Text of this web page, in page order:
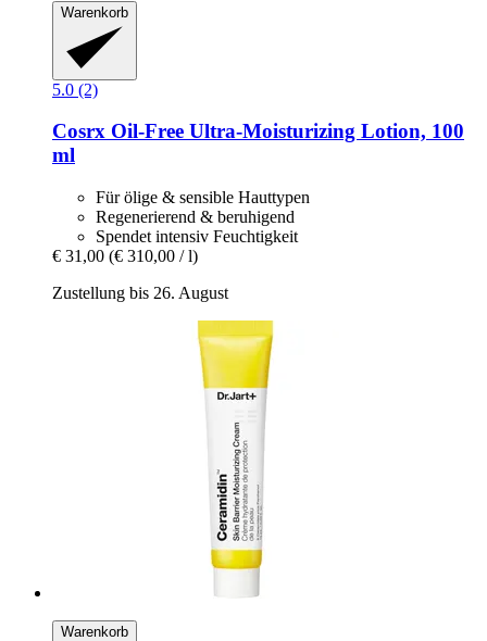
Warenkorb
5.0 (2)
Cosrx Oil-​Free Ultra-​Moisturizing Lotion, 100
ml
Für ölige & sensible Hauttypen
Regenerierend & beruhigend
Spendet intensiv Feuchtigkeit
€ 31,00 (€ 310,00 / l)
Zustellung bis 26. August
Warenkorb